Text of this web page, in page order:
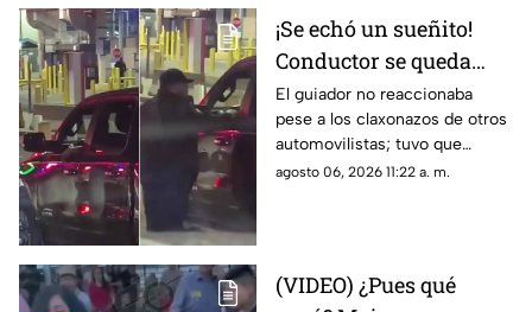
¡Se echó un sueñito!
Conductor se queda
dormido en la fila del
puente libre y se
viraliza en Ciudad
Juárez
El guiador no reaccionaba
pese a los claxonazos de otros
automovilistas; tuvo que
intervenir un agente de CBP
agosto 06, 2026 11:22 a. m.
(VIDEO) ¿Pues qué